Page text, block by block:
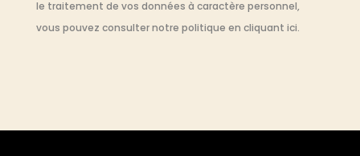
le traitement de vos données à caractère personnel,
vous pouvez consulter notre politique en cliquant ici.